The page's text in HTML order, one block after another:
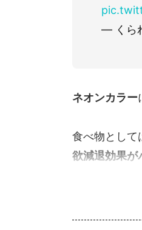
— くら
ネオンカラー
食べ物として
欲減退効果が